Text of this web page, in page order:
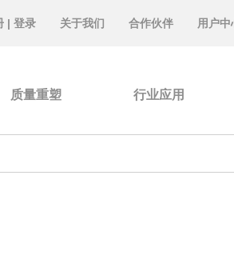
| 登录 关于我们 合作伙伴 用户中
质量重塑 行业应用